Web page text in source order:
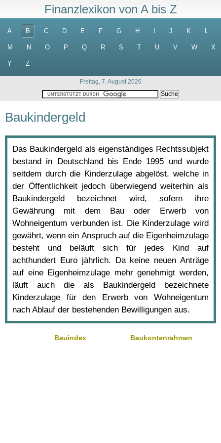
Finanzlexikon von A bis Z
A B C D E F G H J K L
M N O P Q R S T U V W X
Y Z
Freitag, 7. August 2026
Baukindergeld
Das Baukindergeld als eigenständiges Rechtssubjekt
bestand in Deutschland bis Ende 1995 und wurde
seitdem durch die Kinderzulage abgelöst, welche in
der Öffentlichkeit jedoch überwiegend weiterhin als
Baukindergeld bezeichnet wird, sofern ihre
Gewährung mit dem Bau oder Erwerb von
Wohneigentum verbunden ist. Die Kinderzulage wird
gewährt, wenn ein Anspruch auf die Eigenheimzulage
besteht und beläuft sich für jedes Kind auf
achthundert Euro jährlich. Da keine neuen Anträge
auf eine Eigenheimzulage mehr genehmigt werden,
läuft auch die als Baukindergeld bezeichnete
Kinderzulage für den Erwerb von Wohneigentum
nach Ablauf der bestehenden Bewilligungen aus.
Bauindex Baukontenrahmen